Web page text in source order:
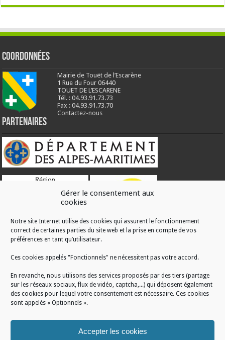
Gérer le consentement aux
cookies
Notre site Internet utilise des cookies qui assurent le fonctionnement
correct de certaines parties du site web et la prise en compte de vos
préférences en tant qu’utilisateur.
Ces cookies appelés "Fonctionnels" ne nécessitent pas votre accord.
En revanche, nous utilisons des services proposés par des tiers (partage
sur les réseaux sociaux, flux de vidéo, captcha,...) qui déposent également
des cookies pour lequel votre consentement est nécessaire. Ces cookies
sont appelés « Optionnels ».
Accepter les cookies
Coordonnées
Mairie de Touët de l’Escarène
1 Rue du Four 06440
TOUET DE L’ESCARENE
Tél. : 04.93.91.73.73
Fax : 04.93.91.73.70
Contactez-nous
Partenaires
RÉALISATION